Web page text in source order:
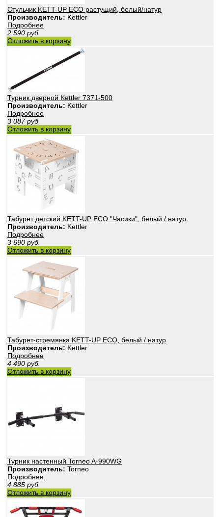
Стульчик KETT-UP ECO растущий, белый/натур
Производитель: Kettler
Подробнее
2 590 руб.
Отложить в корзину
Турник дверной Kettler 7371-500
Производитель: Kettler
Подробнее
3 087 руб.
Отложить в корзину
Табурет детский KETT-UP ECO "Часики", белый / натур
Производитель: Kettler
Подробнее
3 690 руб.
Отложить в корзину
Табурет-стремянка KETT-UP ECO, белый / натур
Производитель: Kettler
Подробнее
4 490 руб.
Отложить в корзину
Турник настенный Torneo A-990WG
Производитель: Torneo
Подробнее
4 885 руб.
Отложить в корзину